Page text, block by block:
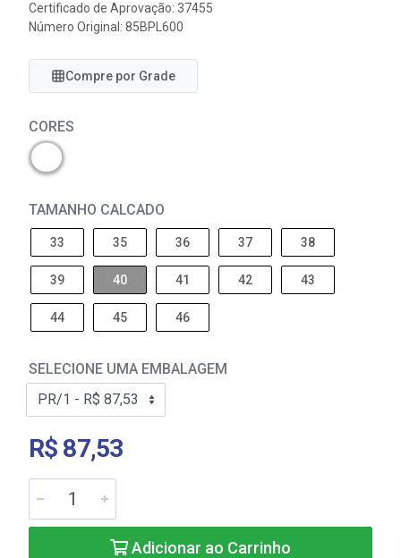
Certificado de Aprovação: 37455
Número Original: 85BPL600
Compre por Grade
CORES
TAMANHO CALCADO
33 35 36 37 38
39 40 41 42 43
44 45 46
SELECIONE UMA EMBALAGEM
R$ 87,53
Adicionar ao Carrinho